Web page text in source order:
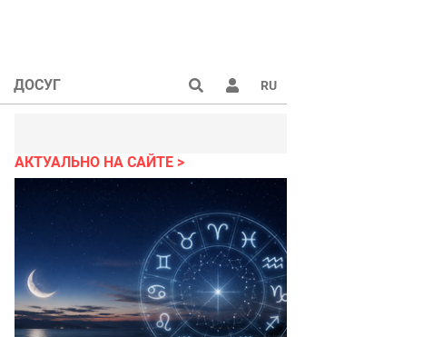
ДОСУГ RU
АКТУАЛЬНО НА САЙТЕ